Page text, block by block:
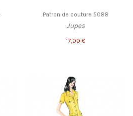
Patron de couture 5088
Jupes
17,00 €